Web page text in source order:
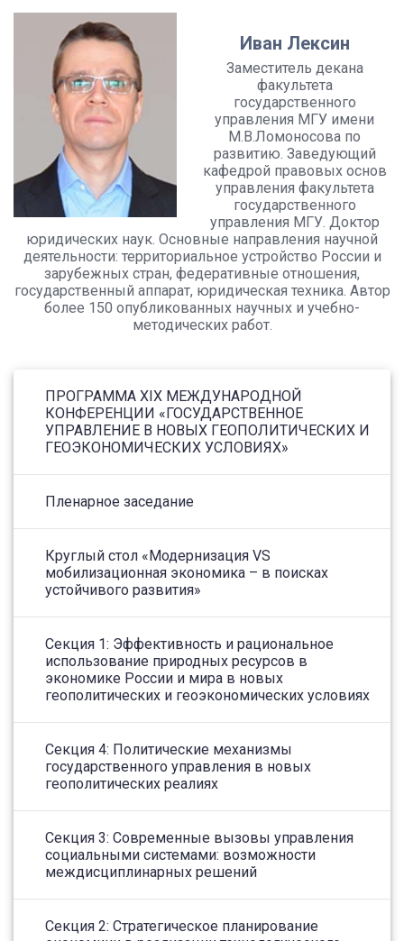
ПРОГРАММА XIX МЕЖДУНАРОДНОЙ
КОНФЕРЕНЦИИ «ГОСУДАРСТВЕННОЕ
УПРАВЛЕНИЕ В НОВЫХ ГЕОПОЛИТИЧЕСКИХ И
ГЕОЭКОНОМИЧЕСКИХ УСЛОВИЯХ»
Пленарное заседание
Круглый стол «Модернизация VS
мобилизационная экономика – в поисках
устойчивого развития»
Секция 1: Эффективность и рациональное
использование природных ресурсов в
экономике России и мира в новых
геополитических и геоэкономических условиях
Секция 4: Политические механизмы
государственного управления в новых
геополитических реалиях
Секция 3: Современные вызовы управления
социальными системами: возможности
междисциплинарных решений
Секция 2: Стратегическое планирование
Иван Лексин
Заместитель декана
факультета
государственного
управления МГУ имени
М.В.Ломоносова по
развитию. Заведующий
кафедрой правовых основ
управления факультета
государственного
управления МГУ. Доктор
юридических наук. Основные направления научной
деятельности: территориальное устройство России и
зарубежных стран, федеративные отношения,
государственный аппарат, юридическая техника. Автор
более 150 опубликованных научных и учебно-
методических работ.